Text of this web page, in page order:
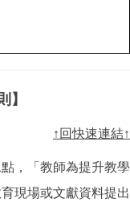
】
↑回快速連結↑
，「教師為提升教學
現場或文獻資料提出